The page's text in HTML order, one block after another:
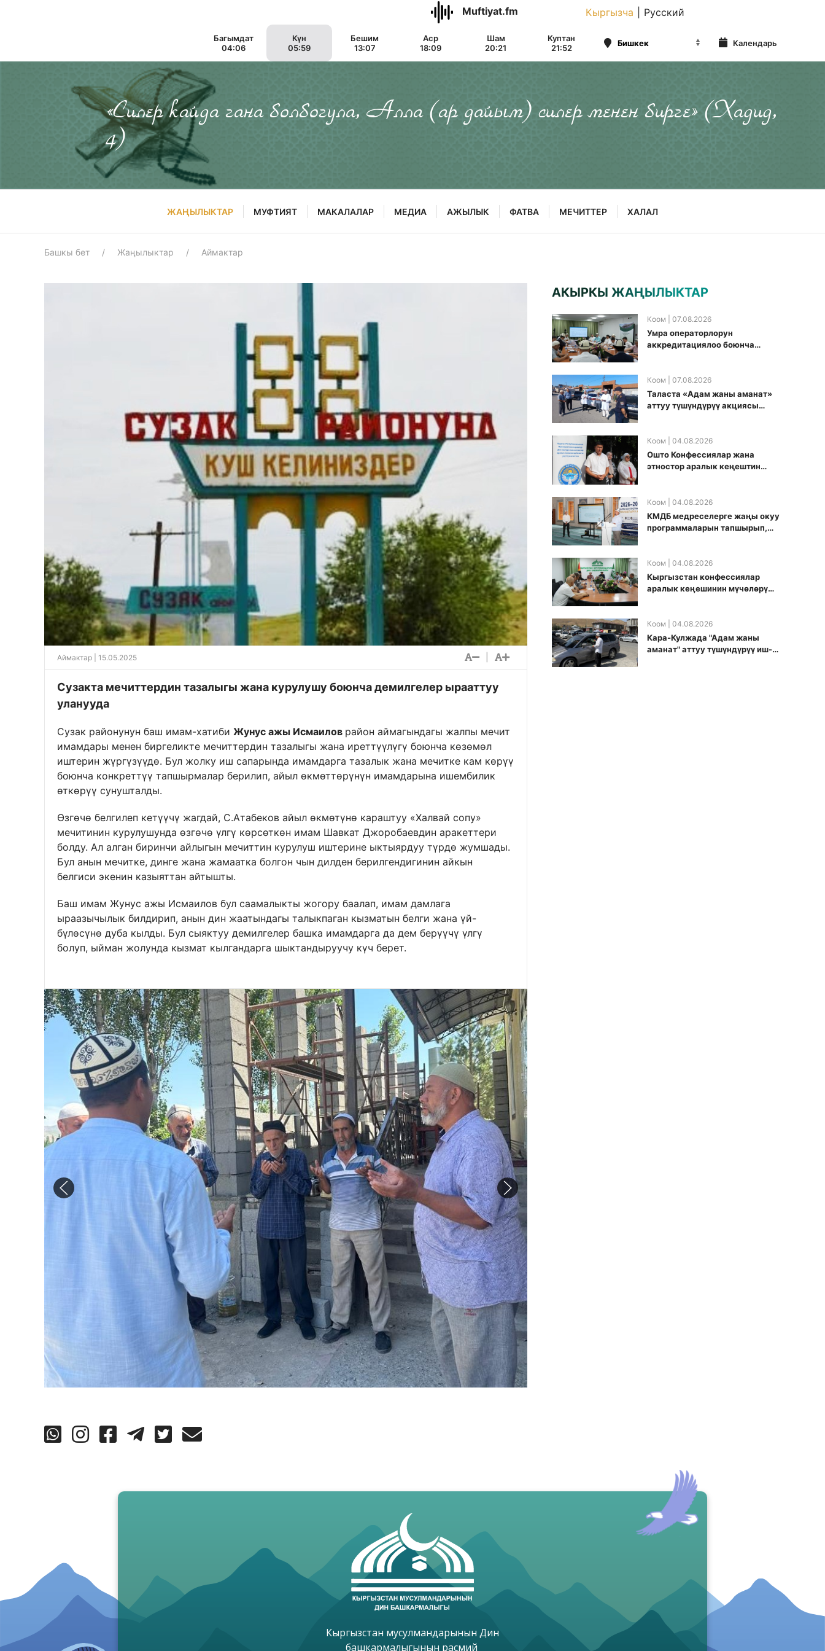
Muftiyat.fm Кыргызча Русский
Багымдат
04:06
Күн
05:59
Бешим
13:07
Аср
18:09
Шам
20:21
Куптан
21:52
Календарь
«Силер кайда гана болбогула, Алла (ар дайым) силер менен бирге» (Хадид,
4)
ЖАҢЫЛЫКТАР МУФТИЯТ МАКАЛАЛАР МЕДИА АЖЫЛЫК ФАТВА МЕЧИТТЕР ХАЛАЛ
Башкы бет Жаңылыктар Аймактар
Аймактар | 15.05.2025
Сузакта мечиттердин тазалыгы жана курулушу боюнча демилгелер ырааттуу
уланууда
Сузак районунун баш имам-хатиби Жунус ажы Исмаилов район аймагындагы жалпы мечит
имамдары менен биргеликте мечиттердин тазалыгы жана иреттүүлүгү боюнча көзөмөл
иштерин жүргүзүүдө. Бул жолку иш сапарында имамдарга тазалык жана мечитке кам көрүү
боюнча конкреттүү тапшырмалар берилип, айыл өкмөттөрүнүн имамдарына ишембилик
өткөрүү сунушталды.
Өзгөчө белгилеп кетүүчү жагдай, С.Атабеков айыл өкмөтүнө караштуу «Халвай сопу»
мечитинин курулушунда өзгөчө үлгү көрсөткөн имам Шавкат Джоробаевдин аракеттери
болду. Ал алган биринчи айлыгын мечиттин курулуш иштерине ыктыярдуу түрдө жумшады.
Бул анын мечитке, динге жана жамаатка болгон чын дилден берилгендигинин айкын
белгиси экенин казыяттан айтышты.
Баш имам Жунус ажы Исмаилов бул саамалыкты жогору баалап, имам дамлага
ыраазычылык билдирип, анын дин жаатындагы талыкпаган кызматын белги жана үй-
бүлөсүнө дуба кылды. Бул сыяктуу демилгелер башка имамдарга да дем берүүчү үлгү
болуп, ыйман жолунда кызмат кылгандарга шыктандыруучу күч берет.
АКЫРКЫ ЖАҢЫЛЫКТАР
Коом | 07.08.2026
Умра операторлорун
аккредитациялоо боюнча
Коом | 07.08.2026
Таласта «Адам жаны аманат»
аттуу түшүндүрүү акциясы
Коом | 04.08.2026
Ошто Конфессиялар жана
этностор аралык кеңештин
Коом | 04.08.2026
КМДБ медреселерге жаңы окуу
программаларын тапшырып,
киргизди
Коом | 04.08.2026
Кыргызстан конфессиялар
аралык кеӊешинин мүчөлөрү
Коом | 04.08.2026
Кара-Кулжада "Адам жаны
аманат" аттуу түшүндүрүү иш-
Кыргызстан мусулмандарынын Дин
башкармалыгынын расмий